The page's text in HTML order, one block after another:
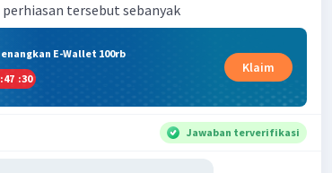
tersebut sebanyak
E-Wallet 100rb
:47 :29
Klaim
Jawaban terverifikasi